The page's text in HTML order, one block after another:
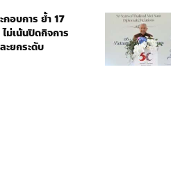
อบการ ย้ำ 17
ม่เน้นปิดกิจการ
ะยกระดับ